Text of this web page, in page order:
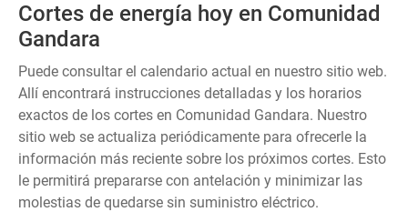
Cortes de energía hoy en Comunidad
Gandara
Puede consultar el calendario actual en nuestro sitio web.
Allí encontrará instrucciones detalladas y los horarios
exactos de los cortes en Comunidad Gandara. Nuestro
sitio web se actualiza periódicamente para ofrecerle la
información más reciente sobre los próximos cortes. Esto
le permitirá prepararse con antelación y minimizar las
molestias de quedarse sin suministro eléctrico.